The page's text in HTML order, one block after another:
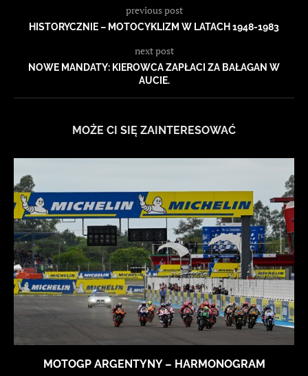
previous post
HISTORYCZNIE – MOTOCYKLIZM W LATACH 1948-1983
next post
NOWE MANDATY: KIEROWCA ZAPŁACI ZA BAŁAGAN W
AUCIE.
MOŻE CI SIĘ ZAINTERESOWAĆ
MOTOGP ARGENTYNY – HARMONOGRAM